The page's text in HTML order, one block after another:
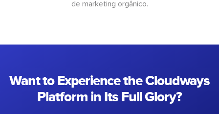
de marketing orgânico.
Want to Experience the Cloudways
Platform in Its Full Glory?